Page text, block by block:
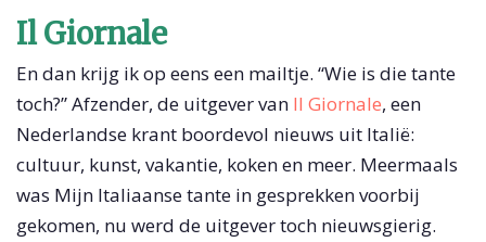
Il Giornale
En dan krijg ik op eens een mailtje. “Wie is die tante
toch?” Afzender, de uitgever van Il Giornale, een
Nederlandse krant boordevol nieuws uit Italië:
cultuur, kunst, vakantie, koken en meer. Meermaals
was Mijn Italiaanse tante in gesprekken voorbij
gekomen, nu werd de uitgever toch nieuwsgierig.